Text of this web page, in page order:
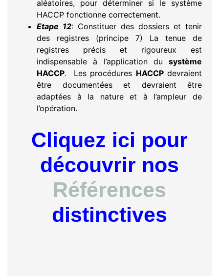
aléatoires, pour déterminer si le système
HACCP fonctionne correctement.
Etape 12: Constituer des dossiers et tenir
des registres (principe 7) La tenue de
registres précis et rigoureux est
indispensable à l’application du système
HACCP. Les procédures HACCPdevraient
être documentées et devraient être
adaptées à la nature et à l’ampleur de
l’opération.
Cliquez ici pour
découvrir nos
Références
distinctives